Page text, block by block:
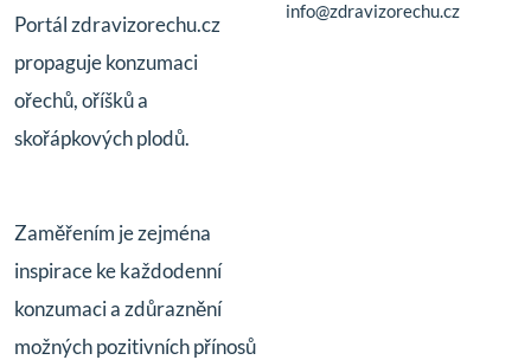
Portál zdravizorechu.cz
propaguje konzumaci
ořechů, oříšků a
skořápkových plodů.
Zaměřením je zejména
inspirace ke každodenní
konzumaci a zdůraznění
možných pozitivních přínosů
info@zdravizorechu.cz